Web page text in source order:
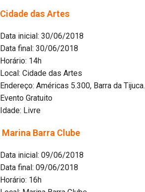
Cidade das Artes
Data inicial: 30/06/2018
Data final: 30/06/2018
Horário: 14h
Local: Cidade das Artes
Endereço: Américas 5.300, Barra da Tijuca.
Evento Gratuito
Idade: Livre
Marina Barra Clube
Data inicial: 09/06/2018
Data final: 09/06/2018
Horário: 16h